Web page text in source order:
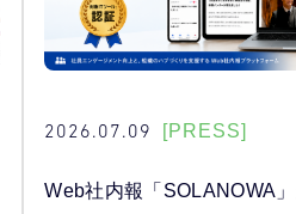
2026.07.09 [PRESS]
Web社内報「SOLANOWA